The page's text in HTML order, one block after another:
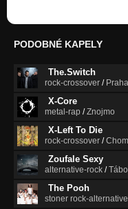
PODOBNÉ KAPELY
The.Switch
rock-crossover / Praha
X-Core
metal-rap /Znojmo
X-Left To Die
rock-crossover /
Zoufale Sexy
alternative-rock /
The Pooh
stoner rock-alternative